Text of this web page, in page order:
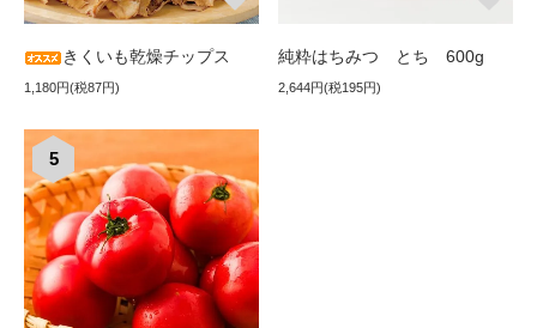
きくいも乾燥チップス
1,180円(税87円)
純粋はちみつ とち 600g
2,644円(税195円)
5